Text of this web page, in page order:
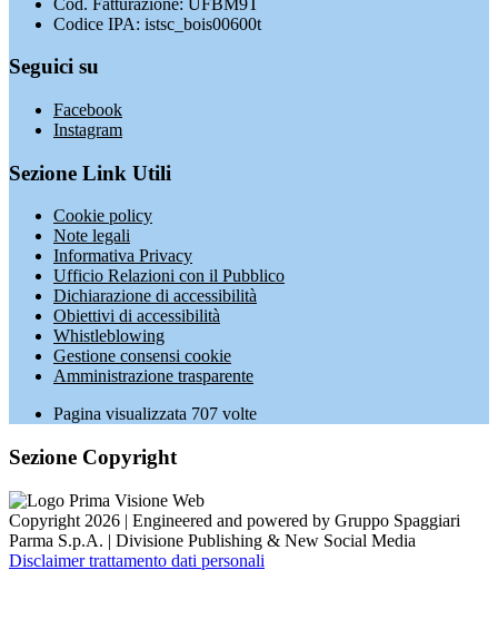
Codice IPA: istsc_bois00600t
Seguici su
Facebook
Instagram
Sezione Link Utili
Cookie policy
Note legali
Informativa Privacy
Ufficio Relazioni con il Pubblico
Dichiarazione di accessibilità
Obiettivi di accessibilità
Whistleblowing
Gestione consensi cookie
Amministrazione trasparente
Pagina visualizzata 707 volte
Sezione Copyright
Copyright 2026 | Engineered and powered by Gruppo Spaggiari
Parma S.p.A. | Divisione Publishing & New Social Media
Disclaimer trattamento dati personali